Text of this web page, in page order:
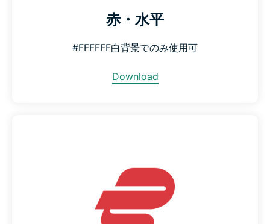
赤・水平
#FFFFFF白背景でのみ使用可
Download